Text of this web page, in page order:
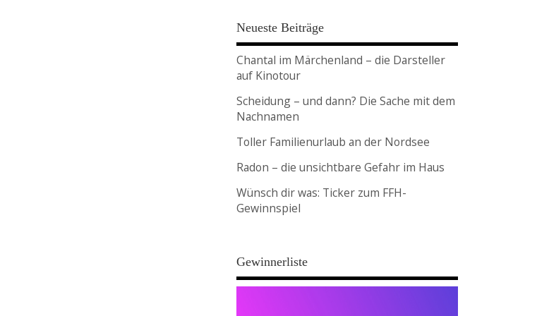
Neueste Beiträge
Chantal im Märchenland – die Darsteller
auf Kinotour
Scheidung – und dann? Die Sache mit dem
Nachnamen
Toller Familienurlaub an der Nordsee
Radon – die unsichtbare Gefahr im Haus
Wünsch dir was: Ticker zum FFH-
Gewinnspiel
Gewinnerliste